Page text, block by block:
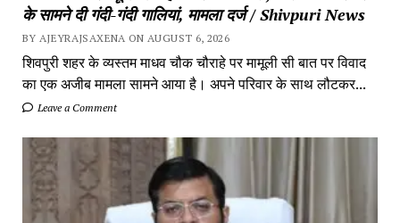
के सामने दी गंदी-गंदी गालियां, मामला दर्ज / Shivpuri News
BY AJEYRAJSAXENA ON AUGUST 6, 2026
शिवपुरी शहर के व्यस्तम माधव चौक चौराहे पर मामूली सी बात पर विवाद
का एक अजीब मामला सामने आया है। अपने परिवार के साथ लौटकर...
Leave a Comment